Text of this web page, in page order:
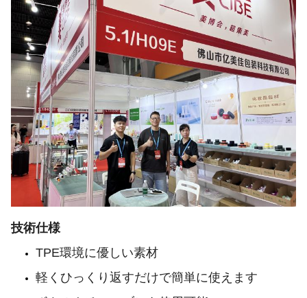
技術仕様
TPE環境に優しい素材
軽くひっくり返すだけで簡単に使えます